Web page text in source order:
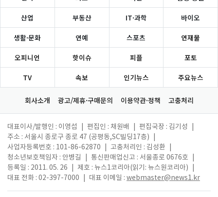
산업 부동산 IT·과학 바이오
생활·문화 연예 스포츠 연재물
오피니언 핫이슈 피플 포토
TV 속보 인기뉴스 주요뉴스
회사소개 광고/제휴·구매문의 이용약관·정책 고충처리
대표이사/발행인 : 이영섭 편집인 : 채원배 편집국장 : 김기성
주소 : 서울시 종로구 종로 47 (공평동,SC빌딩17층)
사업자등록번호 : 101-86-62870
고충처리인 : 김성환
청소년보호책임자 : 안병길
통신판매업신고 : 서울종로 0676호
등록일 : 2011. 05. 26
제호 : 뉴스1코리아(읽기: 뉴스원코리아)
대표 전화 : 02-397-7000
대표 이메일 : webmaster@news1.kr